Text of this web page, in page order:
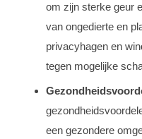
om zijn sterke geur
van ongedierte en
privacyhagen en
tegen mogelijke
een gezondere